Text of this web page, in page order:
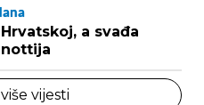
a svađa
vijesti